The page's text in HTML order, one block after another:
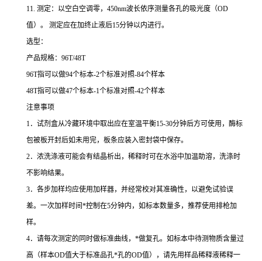
11. 测定：以空白空调零， 450nm波长依序测量各孔的吸光度（OD
值）。
测定应在加终止液后15分钟以内进行。
选型：
产品规格： 96T/48T
96T指可以做94个标本-2个标准对照-84个样本
48T指可以做47个标本-1个标准对照-42个样本
注意事项
1．试剂盒从冷藏环境中取出应在室温平衡15-30分钟后方可使用，酶标
包被板开封后如未用完，板条应装入密封袋中保存。
2．浓洗涤液可能会有结晶析出，稀释时可在水浴中加温助溶，洗涤时
不影响结果。
3．各步加样均应使用加样器，并经常校对其准确性，以避免试验误
差。一次加样时间 *控制在5分钟内，如标本数量多，推荐使用排枪加
样。
4．请每次测定的同时做标准曲线， *做复孔。如标本中待测物质含量过
高（样本OD值大于标准品孔*孔的OD值），请先用样品稀释液稀释一